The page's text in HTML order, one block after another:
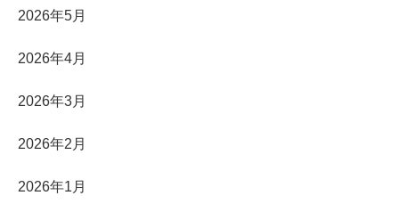
2026年5月
2026年4月
2026年3月
2026年2月
2026年1月